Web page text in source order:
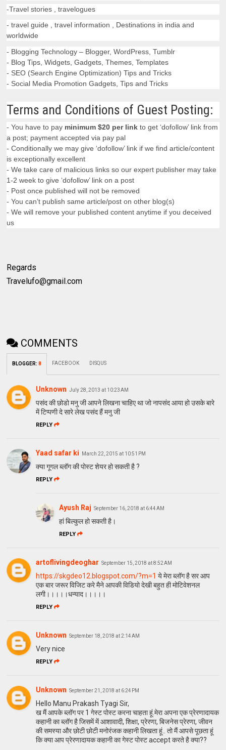
-Travel stories , travelogues
- travel guide , travel information , Destinations in india and
worldwide
- Blogging Technology – Blogger, WordPress, Tumblr
- Blog Tips, Widgets, Gadgets, Themes, Templates
- SEO (Search Engine Optimization) Tips and Tricks
- Social Media Promotion Gadgets, Tips and Tricks
Terms and Conditions of Guest Posting:
- You have to pay minimum $20 per link to get ‘dofollow’ link from
a post; payment accepted via pay pal
- Conditionally we may give ‘dofollow’ link if we find article/content
is exceptionally excellent
- We take care of malicious links so our expert publisher may take
1-2 week to give ‘dofollow’ link on a post
- Post once published will not be removed
- You can’t publish same article/post on other blog(s)
- We will remove your published content anytime if you deceived
us
Regards
Travelufo@gmail.com
COMMENTS
BLOGGER:8 FACEBOOK DISQUS
Unknown July 28, 2013 at 10:23 AM
पसंद की छोडो मनु जी आपने लिखना चाहिए था जो नापसंद आया हो उसके बारे
में टिप्पणी दे सारे लेख पसंद हैं मनु जी
REPLY
Yaad safar ki March 22, 2015 at 10:51 PM
क्या गूगल ब्लॉग की पोस्ट शेयर हो सकती है ?
REPLY
Ayush Raj September 16, 2018 at 6:44 AM
हां बिल्कुल हो सकती है।
REPLY
artoflivingdeoghar September 15, 2018 at 8:52 AM
https://skgdeo12.blogspot.com/?m=1 ये मेरा ब्लॉग है सर आप
एक बार जरूर विजिट करे मैने आपकी विडियो देखी बहुत ही मोटिवेशनल
लगी।।।।।धन्याद।।।।।
REPLY
Unknown September 18, 2018 at 2:14 AM
Very nice
REPLY
Unknown September 21, 2018 at 6:24 PM
Hello Manu Prakash Tyagi Sir,
ख मैं आपके ब्लॉग पर 1 गेस्ट पोस्ट करना चाहता हूं.मेरा अपना एक प्रेरणादायक
कहानी का ब्लॉग है जिसमें में आशावादी, शिक्षा, प्रेरणा, बिजनेस प्रेरणा, जीवन
की समस्या और छोटी छोटी मनोरंजक कहानी लिखता हूं.. तो मैं आपसे पूछता हूं
कि क्या आप प्रेरणादायक कहानी का गेस्ट पोस्ट accept करते है क्या??